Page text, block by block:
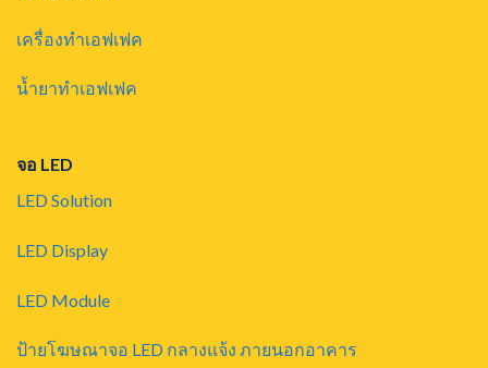
เครื่องทำเอฟเฟค
น้ำยาทำเอฟเฟค
จอ LED
LED Solution
LED Display
LED Module
ป้ายโฆษณาจอ LED กลางแจ้ง ภายนอกอาคาร